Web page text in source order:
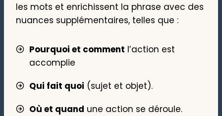
les mots et enrichissent la phrase avec des
nuances supplémentaires, telles que :
Pourquoi et comment l’action est
accomplie
Qui fait quoi (sujet et objet).
Où et quand une action se déroule.